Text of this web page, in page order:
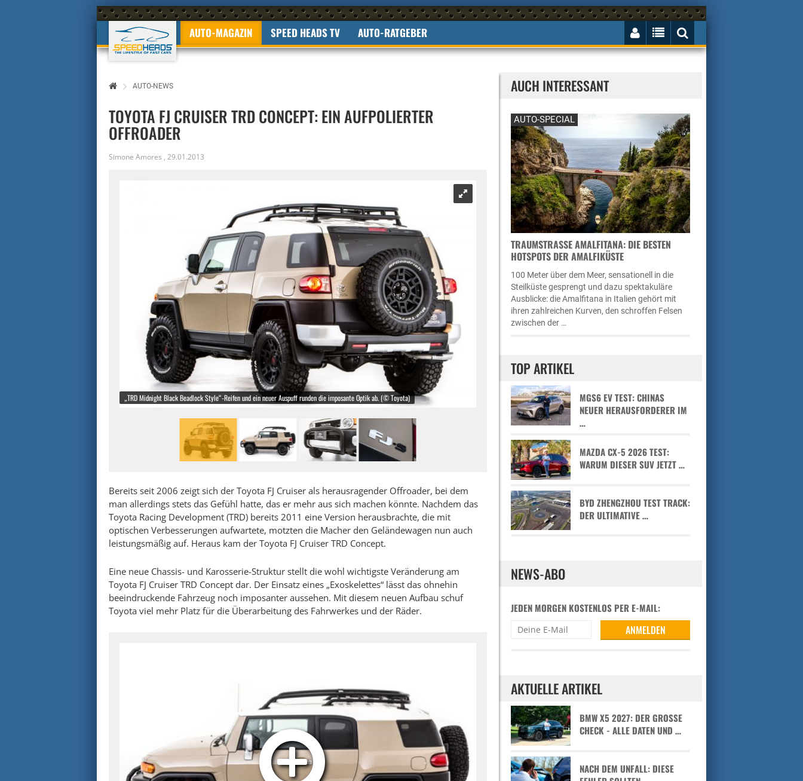
AUTO-MAGAZIN SPEED HEADS TV AUTO-RATGEBER
AUTO-NEWS
TOYOTA FJ CRUISER TRD CONCEPT: EIN AUFPOLIERTER
OFFROADER
Simone Amores , 29.01.2013
„TRD Midnight Black Beadlock Style“-Reifen und ein neuer Auspuff runden die imposante Optik ab. (© Toyota)
Bereits seit 2006 zeigt sich der Toyota FJ Cruiser als herausragender Offroader, bei dem
man allerdings stets das Gefühl hatte, das er mehr aus sich machen könnte. Nachdem das
Toyota Racing Development (TRD) bereits 2011 eine Version herausbrachte, die mit
optischen Verbesserungen aufwartete, motzten die Macher den Geländewagen nun auch
leistungsmäßig auf. Heraus kam der Toyota FJ Cruiser TRD Concept.
Eine neue Chassis- und Karosserie-Struktur stellt die wohl wichtigste Veränderung am
Toyota FJ Cruiser TRD Concept dar. Der Einsatz eines „Exoskelettes“ lässt das ohnehin
beeindruckende Fahrzeug noch imposanter aussehen. Mit diesem neuen Aufbau schuf
Toyota viel mehr Platz für die Überarbeitung des Fahrwerkes und der Räder.
AUCH INTERESSANT
AUTO-SPECIAL
TRAUMSTRASSE AMALFITANA: DIE BESTEN H
OTSPOTS DER AMALFIKÜSTE
100 Meter über dem Meer, sensationell in die
Steilküste gesprengt und dazu spektakuläre
Ausblicke: die Amalfitana in Italien gehört mit
ihren zahlreichen Kurven, den schroffen Felsen
zwischen der …
TOP ARTIKEL
MGS6 EV TEST: CHINAS
NEUER HERAUSFORDERER IM
…
MAZDA CX-5 2026 TEST:
WARUM DIESER SUV JETZT …
BYD ZHENGZHOU TEST TRACK:
DER ULTIMATIVE …
NEWS-ABO
JEDEN MORGEN KOSTENLOS PER E-MAIL:
AKTUELLE ARTIKEL
BMW X5 2027: DER GROSSE C
HECK - ALLE DATEN UND …
NACH DEM UNFALL: DIESE